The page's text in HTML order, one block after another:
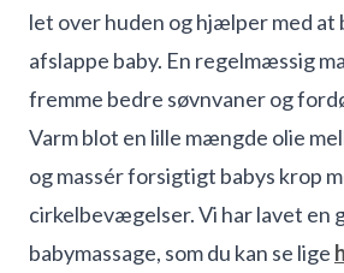
let over huden og hjælper med at
afslappe baby. En regelmæssig
fremme bedre søvnvaner og
Varm blot en lille mængde olie
og massér forsigtigt babys krop
cirkelbevægelser. Vi har lavet en
babymassage, som du kan se lige